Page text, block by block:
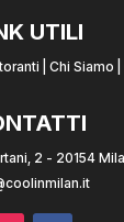
UTILI
Chi Siamo
2 - 20154